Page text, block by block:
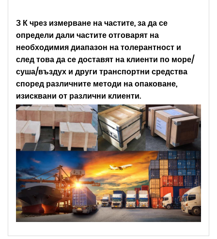
З Кчрез измерване на частите, за да се
определи дали частите отговарят на
необходимия диапазон на толерантност и
след това да се доставят на клиенти по море/
суша/въздух и други транспортни средства
според различните методи на опаковане,
изисквани от различни клиенти.